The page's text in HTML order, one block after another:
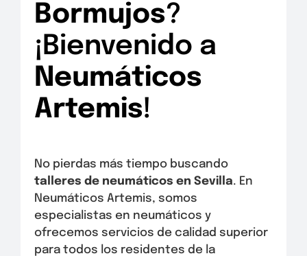
Bormujos?
¡Bienvenido a
Neumáticos
Artemis!
No pierdas más tiempo buscando
talleres de neumáticos en Sevilla. En
Neumáticos Artemis, somos
especialistas en neumáticos y
ofrecemos servicios de calidad superior
para todos los residentes de la